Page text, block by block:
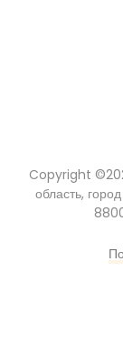
Copyright ©
область,